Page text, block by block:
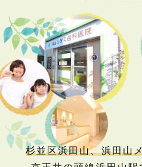
杉並区浜田山、浜田山